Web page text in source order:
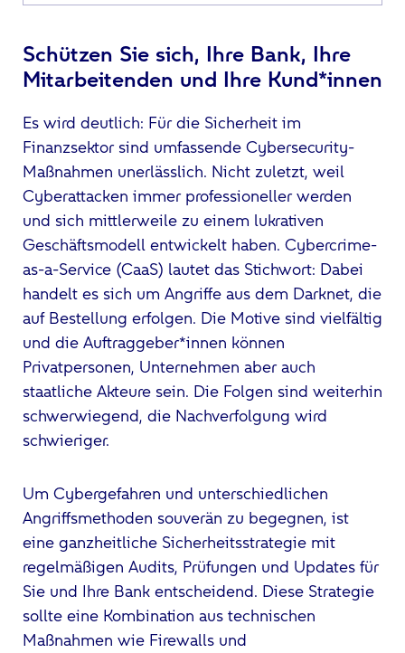
Schützen Sie sich, Ihre Bank, Ihre
Mitarbeitenden und Ihre Kund*innen
Es wird deutlich: Für die Sicherheit im
Finanzsektor sind umfassende Cybersecurity-
Maßnahmen unerlässlich. Nicht zuletzt, weil
Cyberattacken immer professioneller werden
und sich mittlerweile zu einem lukrativen
Geschäftsmodell entwickelt haben. Cybercrime-
as-a-Service (CaaS) lautet das Stichwort: Dabei
handelt es sich um Angriffe aus dem Darknet, die
auf Bestellung erfolgen. Die Motive sind vielfältig
und die Auftraggeber*innen können
Privatpersonen, Unternehmen aber auch
staatliche Akteure sein. Die Folgen sind weiterhin
schwerwiegend, die Nachverfolgung wird
schwieriger.
Um Cybergefahren und unterschiedlichen
Angriffsmethoden souverän zu begegnen, ist
eine ganzheitliche Sicherheitsstrategie mit
regelmäßigen Audits, Prüfungen und Updates für
Sie und Ihre Bank entscheidend. Diese Strategie
sollte eine Kombination aus technischen
Maßnahmen wie Firewalls und